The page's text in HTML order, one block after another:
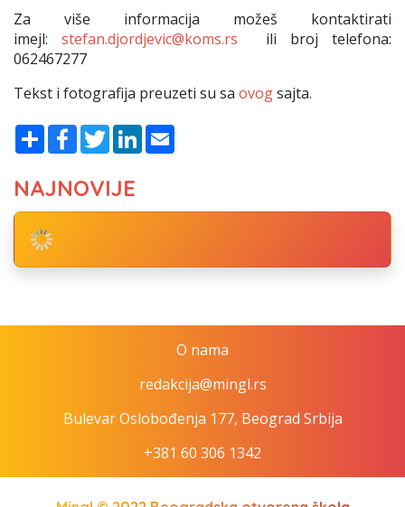
Za više informacija možeš kontaktirati
imejl:stefan.djordjevic@koms.rs ili broj telefona:
062467277
Tekst i fotografija preuzeti su sa ovogsajta.
ShareFacebook
TwitterLinkedIn
NAJNOVIJE
O nama
redakcija@mingl.rs
Bulevar Oslobođenja 177, Beograd Srbija
+381 60 306 1342